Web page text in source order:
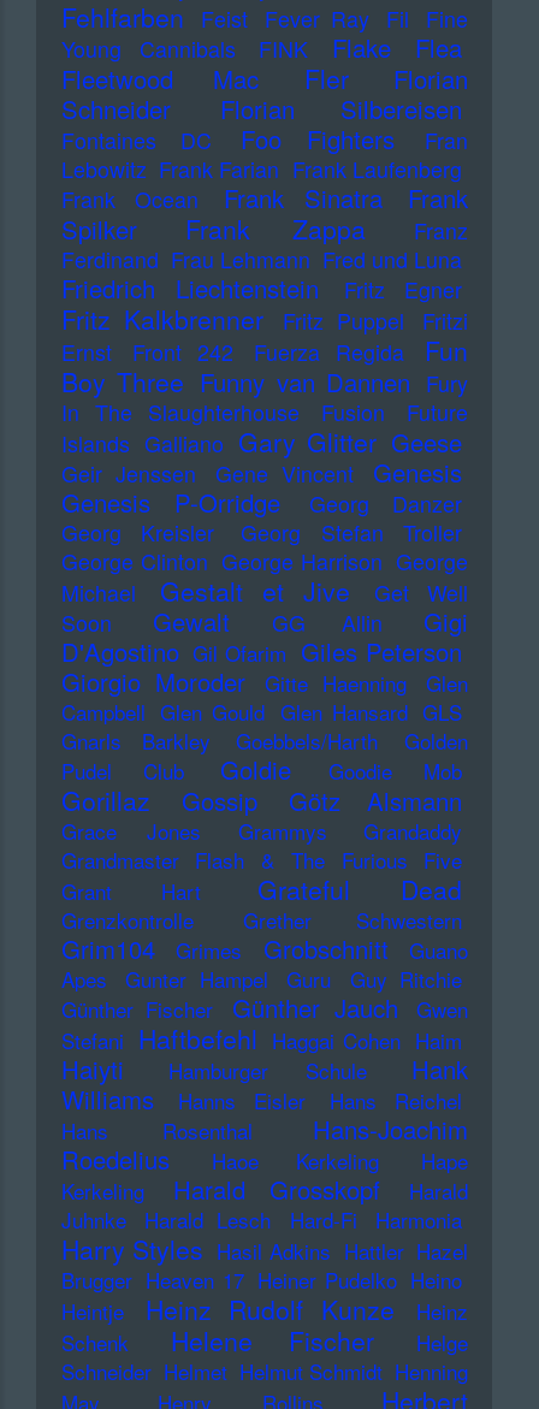
Fehlfarben Feist Fever Ray Fil
Fine
Young Cannibals
FINK Flake
Flea
Fleetwood Mac
Fler
Florian
Schneider
Florian Silbereisen
Fontaines DC Foo Fighters
Fran
Lebowitz Frank Farian Frank Laufenberg
Frank Ocean
Frank Sinatra
Frank
Spilker
Frank Zappa
Franz
Ferdinand Frau Lehmann Fred und Luna
Friedrich Liechtenstein Fritz Egner
Fritz Kalkbrenner Fritz Puppel
Fritzi
Ernst
Front 242 Fuerza Regida
Fun
Boy Three Funny van Dannen Fury
In The Slaughterhouse
Fusion
Future
Islands Galliano Gary Glitter Geese
Geir Jenssen Gene Vincent
Genesis
Genesis P-Orridge
Georg Danzer
Georg Kreisler
Georg Stefan Troller
George Clinton George Harrison George
Michael
Gestalt et Jive
Get Well
Soon
Gewalt GG Allin
Gigi
D'Agostino Gil Ofarim Giles Peterson
Giorgio Moroder
Gitte Haenning
Glen
Campbell Glen Gould Glen Hansard GLS
Gnarls Barkley
Goebbels/Harth
Golden
Pudel Club
Goldie Goodie Mob
Gorillaz Gossip Götz Alsmann
Grace Jones Grammys
Grandaddy
Grandmaster Flash & The Furious Five
Grant Hart
Grateful Dead
Grenzkontrolle Grether Schwestern
Grim104 Grimes Grobschnitt
Guano
Apes
Gunter Hampel Guru
Guy Ritchie
Günther Fischer
Günther Jauch
Gwen
Stefani Haftbefehl Haggai Cohen Haim
Haiyti Hamburger Schule
Hank
Williams
Hanns Eisler
Hans Reichel
Hans Rosenthal
Hans-Joachim
Roedelius
Haoe Kerkeling
Hape
Kerkeling
Harald Grosskopf
Harald
Juhnke
Harald Lesch Hard-Fi Harmonia
Harry Styles Hasil Adkins Hattler Hazel
Brugger Heaven 17 Heiner Pudelko Heino
Heintje
Heinz Rudolf Kunze
Heinz
Schenk
Helene Fischer
Helge
Schneider Helmet Helmut Schmidt Henning
May
Henry Rollins Herbert